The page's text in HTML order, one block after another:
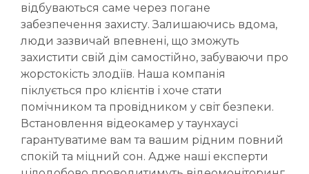
відбуваються саме через погане
забезпечення захисту. Залишаючись вдома,
люди зазвичай впевнені, що зможуть
захистити свій дім самостійно, забуваючи про
жорстокість злодіїв. Наша компанія
піклується про клієнтів і хоче стати
помічником та провідником у світ безпеки.
Встановлення відеокамер у таунхаусі
гарантуватиме вам та вашим рідним повний
спокій та міцний сон. Адже наші експерти